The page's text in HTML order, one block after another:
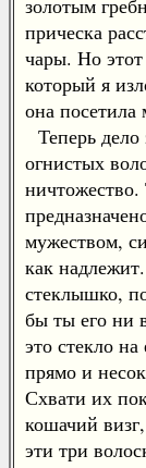
золотым
прическа
чары. Но
который я
она посетила
Теперь
огнистых
мужеством,
как
стеклышко,
бы ты его ни
это стекло
прямо и
Схвати их
кошачий
эти три